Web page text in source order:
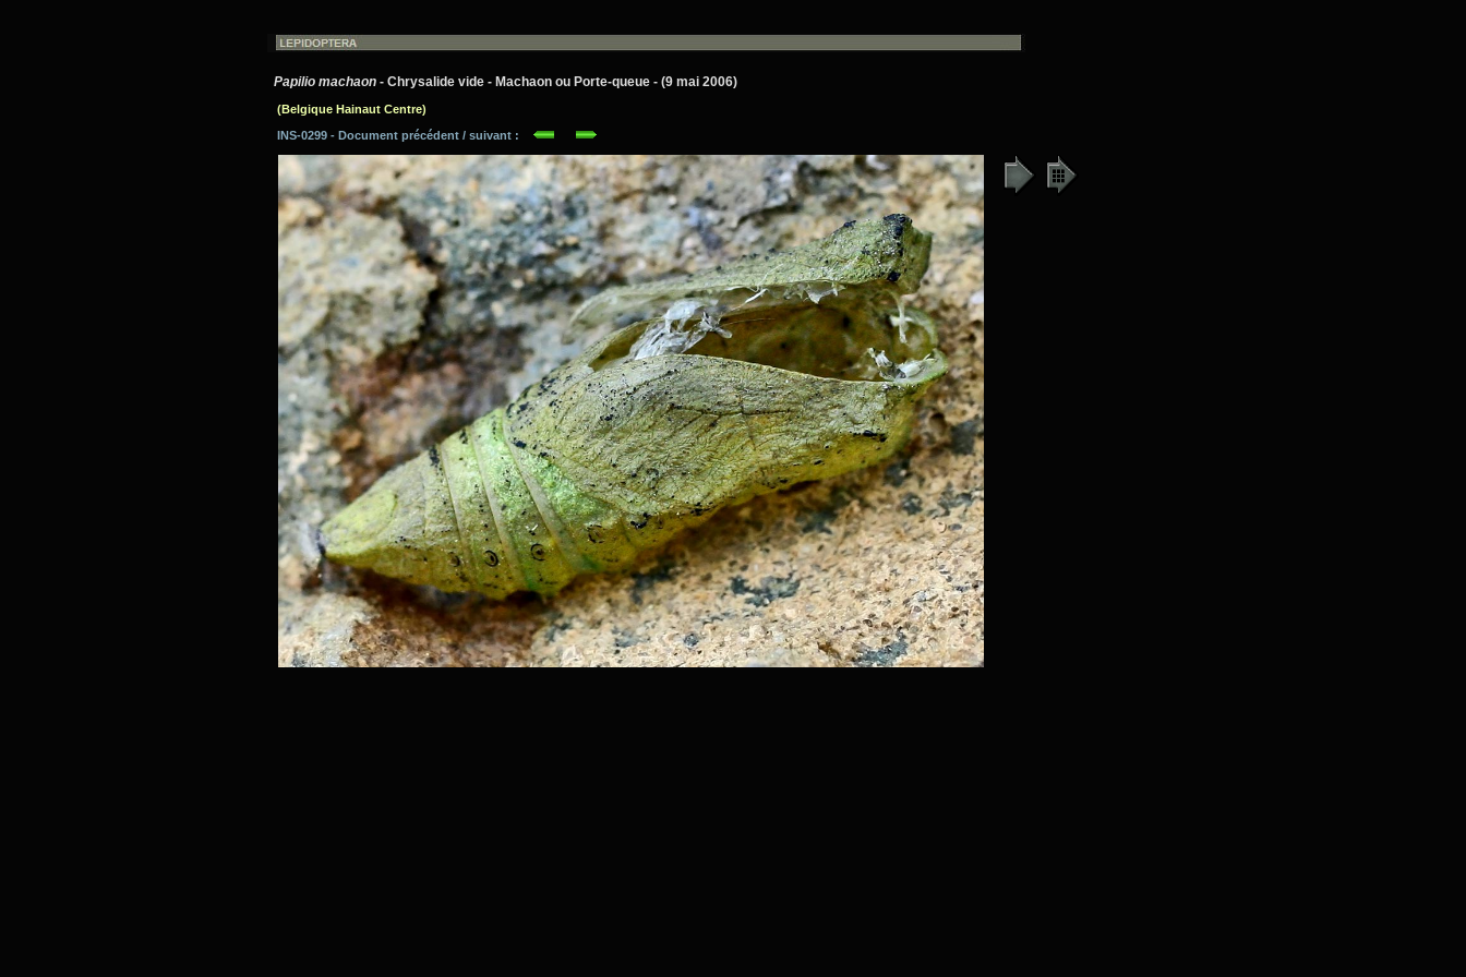
Papilio machaon - Chrysalide vide - Machaon ou Porte-queue - (9 mai 2006)
(Belgique Hainaut Centre)
INS-0299 - Document précédent / suivant :